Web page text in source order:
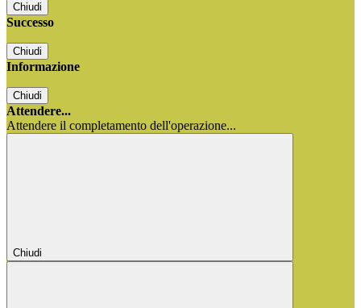
Chiudi
Successo
Chiudi
Informazione
Chiudi
Attendere...
Attendere il completamento dell'operazione...
Chiudi